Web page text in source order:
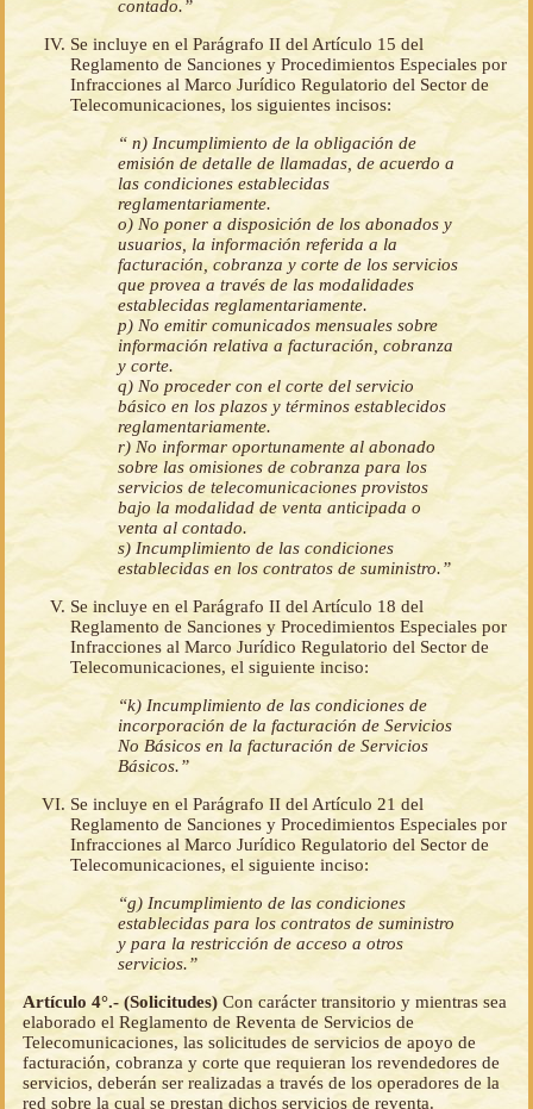
contado.”
Se incluye en el Parágrafo II del Artículo 15 del
Reglamento de Sanciones y Procedimientos Especiales por
Infracciones al Marco Jurídico Regulatorio del Sector de
Telecomunicaciones, los siguientes incisos:
“ n) Incumplimiento de la obligación de
emisión de detalle de llamadas, de acuerdo a
las condiciones establecidas
reglamentariamente.
o) No poner a disposición de los abonados y
usuarios, la información referida a la
facturación, cobranza y corte de los servicios
que provea a través de las modalidades
establecidas reglamentariamente.
p) No emitir comunicados mensuales sobre
información relativa a facturación, cobranza
y corte.
q) No proceder con el corte del servicio
básico en los plazos y términos establecidos
reglamentariamente.
r) No informar oportunamente al abonado
sobre las omisiones de cobranza para los
servicios de telecomunicaciones provistos
bajo la modalidad de venta anticipada o
venta al contado.
s) Incumplimiento de las condiciones
establecidas en los contratos de suministro.”
Se incluye en el Parágrafo II del Artículo 18 del
Reglamento de Sanciones y Procedimientos Especiales por
Infracciones al Marco Jurídico Regulatorio del Sector de
Telecomunicaciones, el siguiente inciso:
“k) Incumplimiento de las condiciones de
incorporación de la facturación de Servicios
No Básicos en la facturación de Servicios
Básicos.”
Se incluye en el Parágrafo II del Artículo 21 del
Reglamento de Sanciones y Procedimientos Especiales por
Infracciones al Marco Jurídico Regulatorio del Sector de
Telecomunicaciones, el siguiente inciso:
“g) Incumplimiento de las condiciones
establecidas para los contratos de suministro
y para la restricción de acceso a otros
servicios.”
Artículo 4°.- (Solicitudes) Con carácter transitorio y mientras sea
elaborado el Reglamento de Reventa de Servicios de
Telecomunicaciones, las solicitudes de servicios de apoyo de
facturación, cobranza y corte que requieran los revendedores de
servicios, deberán ser realizadas a través de los operadores de la
red sobre la cual se prestan dichos servicios de reventa.